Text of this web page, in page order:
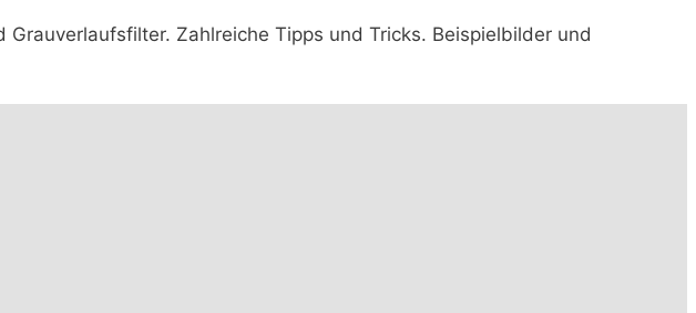
Grauverlaufsfilter. Zahlreiche Tipps und Tricks. Beispielbilder und